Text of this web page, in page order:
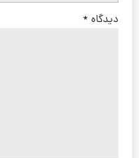
دیدگاه *